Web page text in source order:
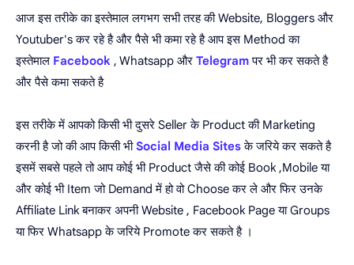
आज इस तरीके का इस्तेमाल लगभग सभी तरह की Website, Bloggers और
Youtuber's कर रहे है और पैसे भी कमा रहे है आप इस Method का
इस्तेमाल Facebook , Whatsapp और Telegramपर भी कर सकते है
और पैसे कमा सकते है
इस तरीके में आपको किसी भी दुसरे Seller के Product की Marketing
करनी है जो की आप किसी भीSocial Media Sitesके जरिये कर सकते है
इसमें सबसे पहले तो आप कोई भी Product जैसे की कोई Book ,Mobile या
और कोई भी Item जो Demand में हो वो Choose कर ले और फिर उनके
Affiliate Link बनाकर अपनी Website , Facebook Page या Groups
या फिर Whatsapp के जरिये Promote कर सकते है ।